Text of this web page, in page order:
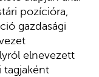
pozícióra,
gazdasági
elnevezett
tagjaként